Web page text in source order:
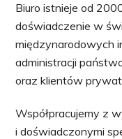
Biuro istnieje od
doświadczenie w
międzynarodowych
administracji
oraz klientów
Współpracujemy z
i doświadczonymi